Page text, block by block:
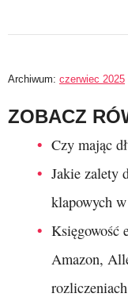
Archiwum: czerwiec 2025
ZOBACZ
Czy mając
Jakie zalety
klapowych
Księgowość
Amazon,
rozliczeniach